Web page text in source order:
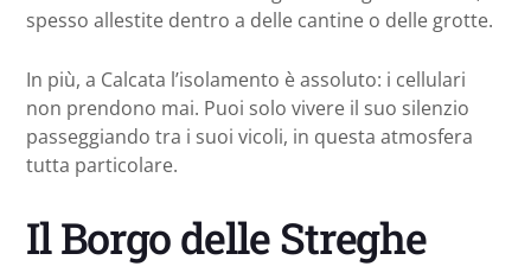
spesso allestite dentro a delle cantine o delle grotte.
In più, a Calcata l’isolamento è assoluto: i cellulari
non prendono mai. Puoi solo vivere il suo silenzio
passeggiando tra i suoi vicoli, in questa atmosfera
tutta particolare.
Il Borgo delle Streghe